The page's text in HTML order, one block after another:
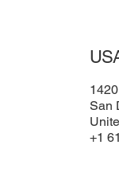
San
+1